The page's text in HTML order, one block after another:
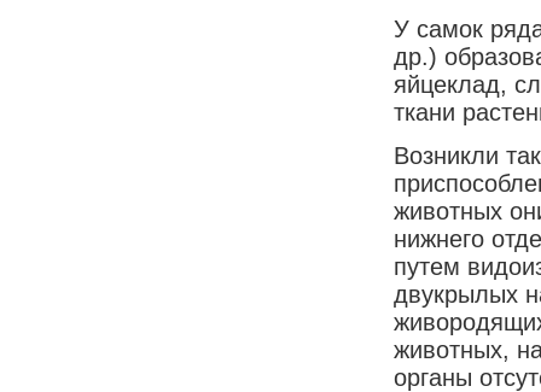
У самок
др.)
яйцеклад,
ткани
Возникли
животных
нижнего
путем
двукрылых
животных,
органы